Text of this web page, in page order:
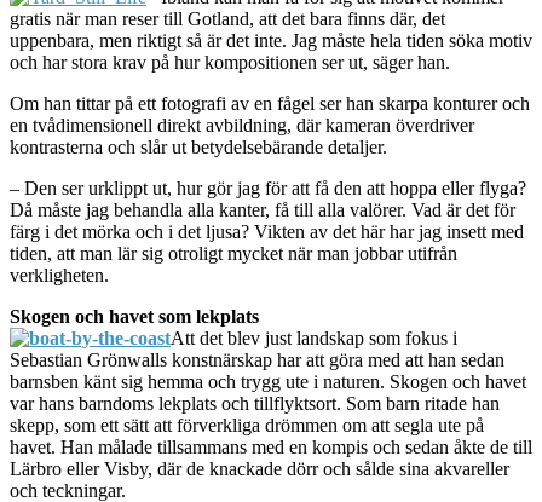
gratis när man reser till Gotland, att det bara finns där, det
uppenbara, men riktigt så är det inte. Jag måste hela tiden söka motiv
och har stora krav på hur kompositionen ser ut, säger han.
Om han tittar på ett fotografi av en fågel ser han skarpa konturer och
en tvådimensionell direkt avbildning, där kameran överdriver
kontrasterna och slår ut betydelsebärande detaljer.
– Den ser urklippt ut, hur gör jag för att få den att hoppa eller flyga?
Då måste jag behandla alla kanter, få till alla valörer. Vad är det för
färg i det mörka och i det ljusa? Vikten av det här har jag insett med
tiden, att man lär sig otroligt mycket när man jobbar utifrån
verkligheten.
Skogen och havet som lekplats
Att det blev just landskap som fokus i
Sebastian Grönwalls konstnärskap har att göra med att han sedan
barnsben känt sig hemma och trygg ute i naturen. Skogen och havet
var hans barndoms lekplats och tillflyktsort. Som barn ritade han
skepp, som ett sätt att förverkliga drömmen om att segla ute på
havet. Han målade tillsammans med en kompis och sedan åkte de till
Lärbro eller Visby, där de knackade dörr och sålde sina akvareller
och teckningar.